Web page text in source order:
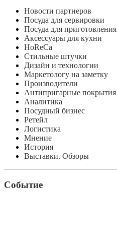
Новости партнеров
Посуда для сервировки
Посуда для приготовления
Аксессуары для кухни
HoReCa
Стильные штучки
Дизайн и технологии
Маркетологу на заметку
Производители
Антипригарные покрытия
Аналитика
Посудный бизнес
Ретейл
Логистика
Мнение
История
Выставки. Обзоры
Событие